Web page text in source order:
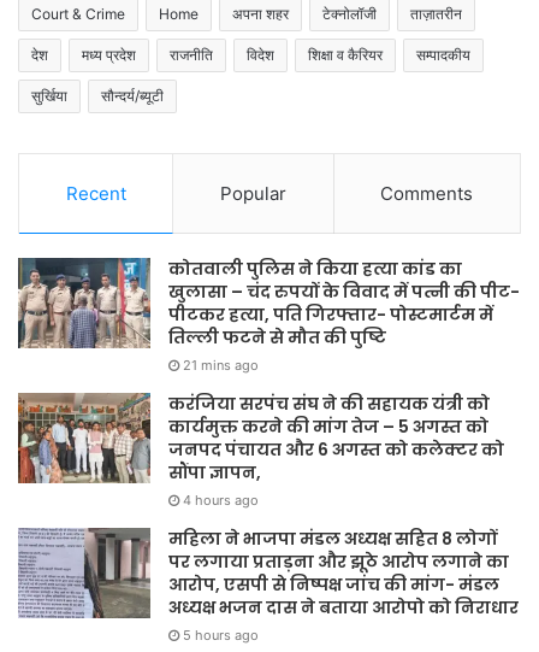
Court & Crime Home अपना शहर टेक्नोलॉजी ताज़ातरीन
देश मध्य प्रदेश राजनीति विदेश शिक्षा व कैरियर सम्पादकीय
सुर्खिया सौन्दर्य/ब्यूटी
Recent Popular Comments
कोतवाली पुलिस ने किया हत्या कांड का
खुलासा – चंद रुपयों के विवाद में पत्नी की पीट-
पीटकर हत्या, पति गिरफ्तार- पोस्टमार्टम में
तिल्ली फटने से मौत की पुष्टि
21 mins ago
करंजिया सरपंच संघ ने की सहायक यंत्री को
कार्यमुक्त करने की मांग तेज – 5 अगस्त को
जनपद पंचायत और 6 अगस्त को कलेक्टर को
सौंपा ज्ञापन,
4 hours ago
महिला ने भाजपा मंडल अध्यक्ष सहित 8 लोगों
पर लगाया प्रताड़ना और झूठे आरोप लगाने का
आरोप, एसपी से निष्पक्ष जांच की मांग- मंडल
अध्यक्ष भजन दास ने बताया आरोपो को निराधार
5 hours ago